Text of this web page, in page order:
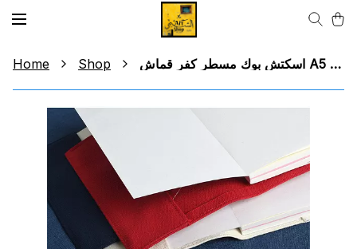
Home Shop اسكتش بوك مسطر كفر قماش A5 Sketch Book For Writing